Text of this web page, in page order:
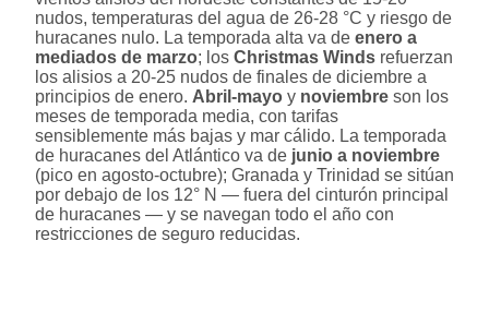
nudos, temperaturas del agua de 26-28 °C y riesgo de
huracanes nulo. La temporada alta va de enero a
mediados de marzo; los Christmas Winds refuerzan
los alisios a 20-25 nudos de finales de diciembre a
principios de enero. Abril-mayo y noviembre son los
meses de temporada media, con tarifas
sensiblemente más bajas y mar cálido. La temporada
de huracanes del Atlántico va de junio a noviembre
(pico en agosto-octubre); Granada y Trinidad se sitúan
por debajo de los 12° N — fuera del cinturón principal
de huracanes — y se navegan todo el año con
restricciones de seguro reducidas.